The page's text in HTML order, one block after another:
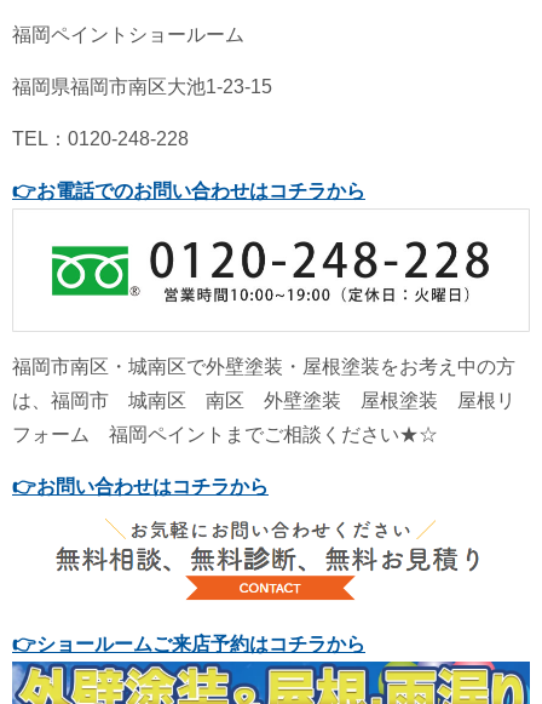
福岡ペイントショールーム
福岡県福岡市南区大池1-23-15
TEL：0120-248-228
👉お電話でのお問い合わせはコチラから
福岡市南区・城南区で外壁塗装・屋根塗装をお考え中の方
は、福岡市 城南区 南区 外壁塗装 屋根塗装 屋根リ
フォーム 福岡ペイントまでご相談ください★☆
👉お問い合わせはコチラから
👉ショールームご来店予約はコチラから